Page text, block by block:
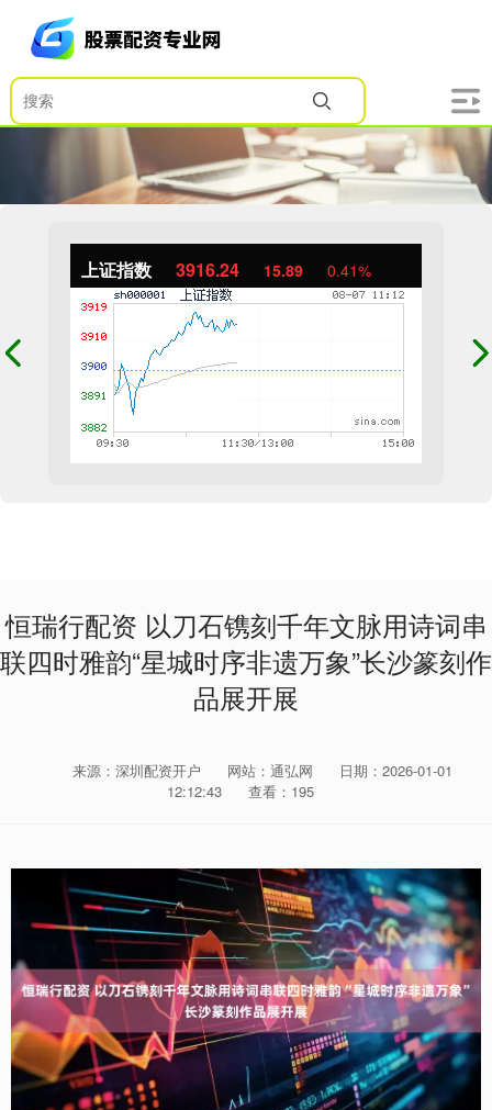
上证指数 3916.24 15.89 0.41%
恒瑞行配资 以刀石镌刻千年文脉用诗词串
联四时雅韵“星城时序非遗万象”长沙篆刻作
品展开展
来源：深圳配资开户 网站：通弘网
日期：2026-01-01
12:12:43
查看：195